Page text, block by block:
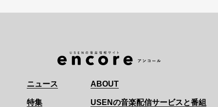
ニュース
特集
ABOUT
USENの音楽配信サービスと番組